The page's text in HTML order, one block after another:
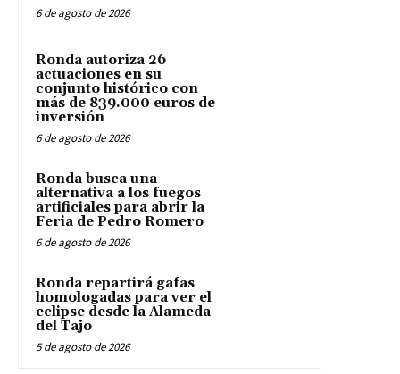
6 de agosto de 2026
Ronda autoriza 26
actuaciones en su
conjunto histórico con
más de 839.000 euros de
inversión
6 de agosto de 2026
Ronda busca una
alternativa a los fuegos
artificiales para abrir la
Feria de Pedro Romero
6 de agosto de 2026
Ronda repartirá gafas
homologadas para ver el
eclipse desde la Alameda
del Tajo
5 de agosto de 2026